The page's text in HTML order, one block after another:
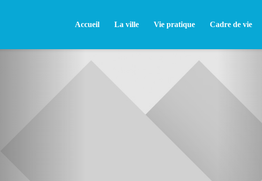
Accueil La ville Vie pratique Cadre de vie